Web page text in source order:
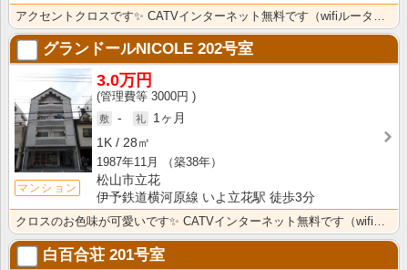
グランドールNICOLE 202号室
マンション
3.0万円
3000円
-
1ヶ月
1K
28㎡
1987年11月
（築38年）
松山市立花
伊予鉄道横河原線 いよ立花駅 徒歩3分
白百合荘 201号室